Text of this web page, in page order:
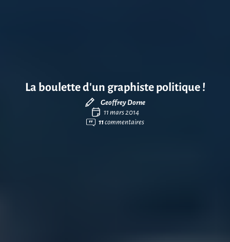
La boulette d’un graphiste politique !
Geoffrey Dorne
11 mars 2014
11commentaires